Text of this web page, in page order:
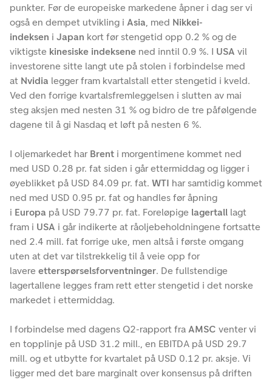
punkter. Før de europeiske markedene åpner i dag ser vi
også en dempet utvikling i Asia, med Nikkei-
indeksen i Japan kort før stengetid opp 0.2 % og de
viktigste kinesiske indeksene ned inntil 0.9 %. I USA vil
investorene sitte langt ute på stolen i forbindelse med
at Nvidia legger fram kvartalstall etter stengetid i kveld.
Ved den forrige kvartalsfremleggelsen i slutten av mai
steg aksjen med nesten 31 % og bidro de tre påfølgende
dagene til å gi Nasdaq et løft på nesten 6 %.
I oljemarkedet har Brent i morgentimene kommet ned
med USD 0.28 pr. fat siden i går ettermiddag og ligger i
øyeblikket på USD 84.09 pr. fat. WTI har samtidig kommet
ned med USD 0.95 pr. fat og handles før åpning
i Europa på USD 79.77 pr. fat. Foreløpige lagertall lagt
fram i USA i går indikerte at råoljebeholdningene fortsatte
ned 2.4 mill. fat forrige uke, men altså i første omgang
uten at det var tilstrekkelig til å veie opp for
lavere etterspørselsforventninger. De fullstendige
lagertallene legges fram rett etter stengetid i det norske
markedet i ettermiddag.
I forbindelse med dagens Q2-rapport fra AMSC venter vi
en topplinje på USD 31.2 mill., en EBITDA på USD 29.7
mill. og et utbytte for kvartalet på USD 0.12 pr. aksje. Vi
ligger med det bare marginalt over konsensus på driften